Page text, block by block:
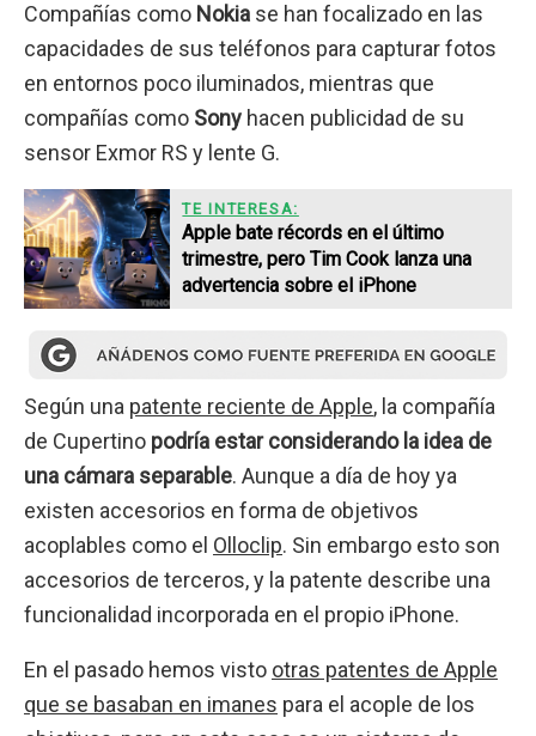
Compañías como Nokia se han focalizado en las
capacidades de sus teléfonos para capturar fotos
en entornos poco iluminados, mientras que
compañías como Sony hacen publicidad de su
sensor Exmor RS y lente G.
TE INTERESA:
Apple bate récords en el último
trimestre, pero Tim Cook lanza una
advertencia sobre el iPhone
Según una patente reciente de Apple, la compañía
de Cupertino podría estar considerando la idea de
una cámara separable. Aunque a día de hoy ya
existen accesorios en forma de objetivos
acoplables como el Olloclip. Sin embargo esto son
accesorios de terceros, y la patente describe una
funcionalidad incorporada en el propio iPhone.
En el pasado hemos visto otras patentes de Apple
que se basaban en imanes para el acople de los